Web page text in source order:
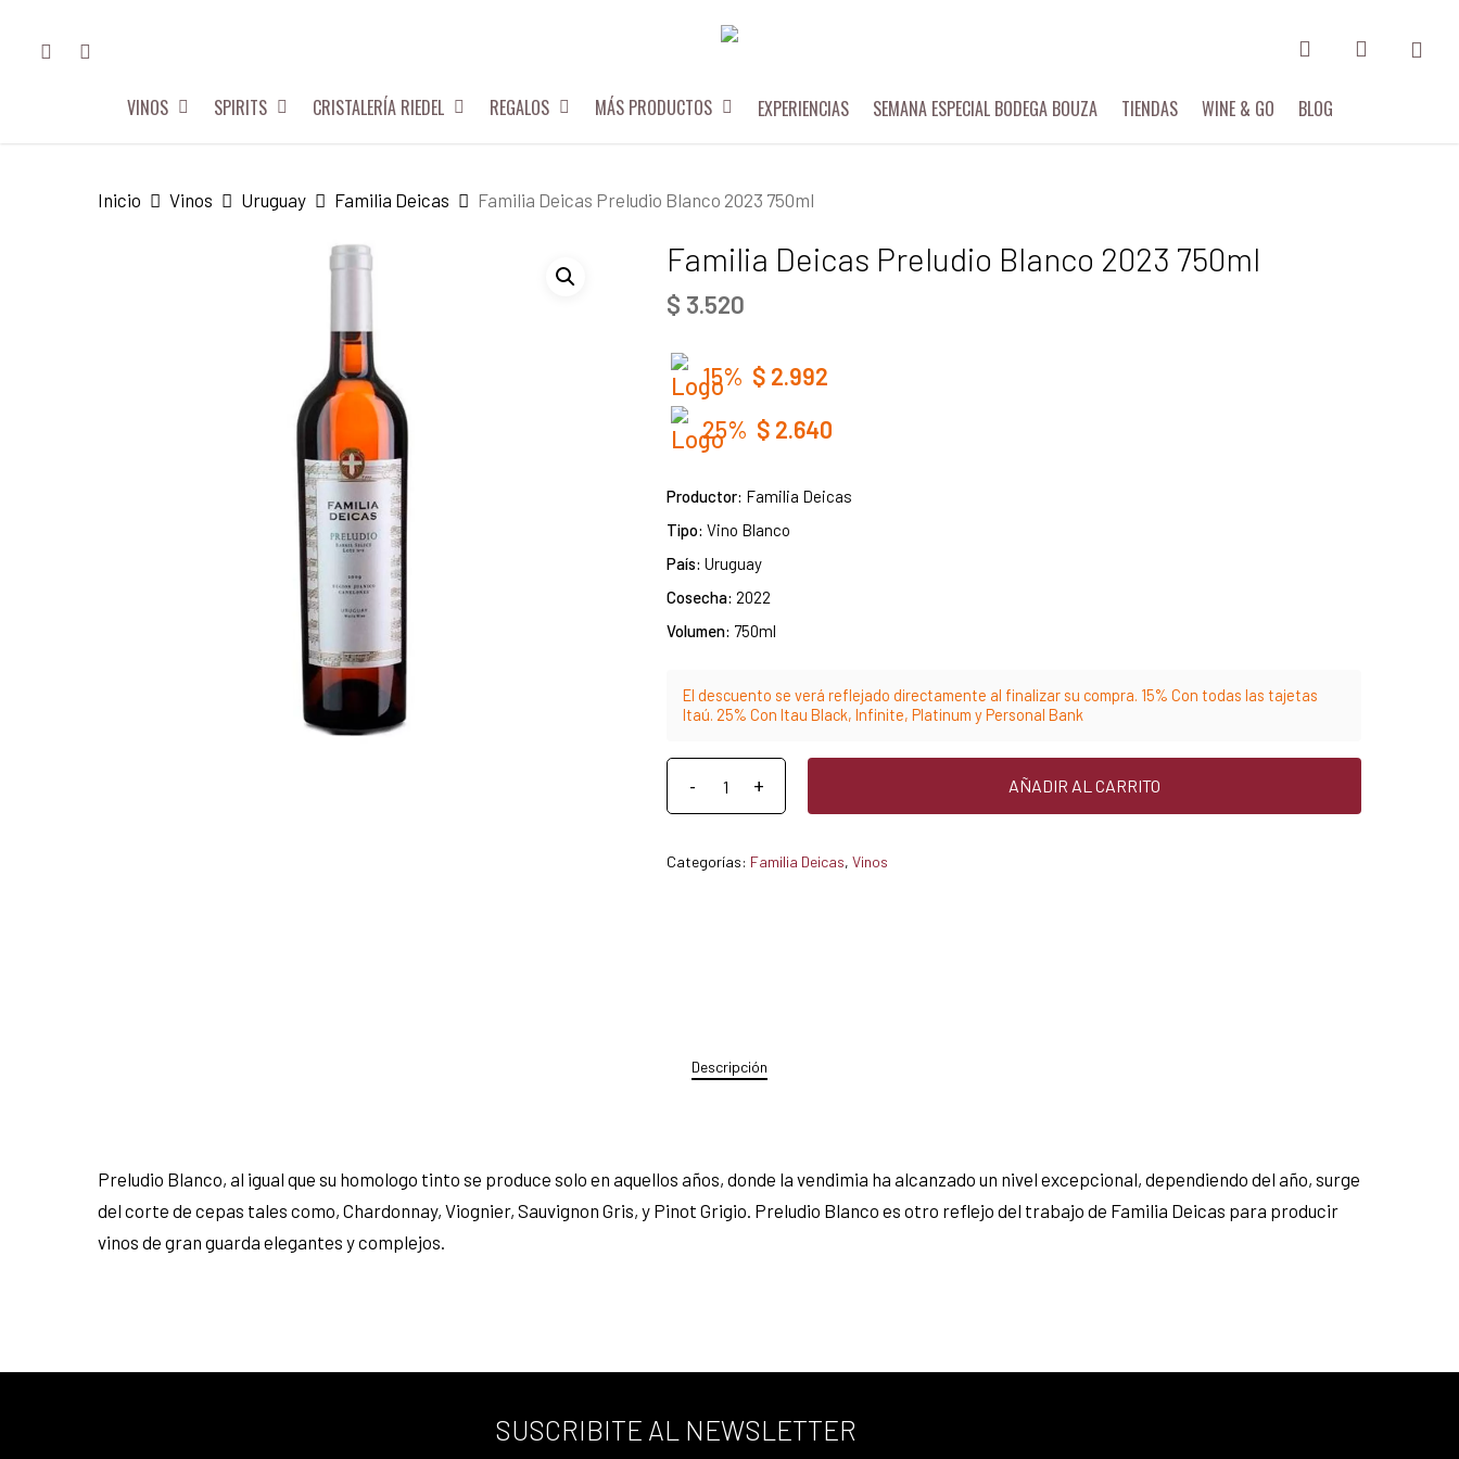
FACEBOOKINSTAGRAM
VINOS SPIRITS CRISTALERÍA RIEDEL REGALOS MÁS PRODUCTOS EXPERIENCIAS SEMANA ESPECIAL BODEGA BOUZA TIENDAS WINE & GO BLOG
Inicio Vinos Uruguay Familia Deicas Familia Deicas Preludio Blanco 2023 750ml
Familia Deicas Preludio Blanco 2023 750ml
$ 3.520
15% $ 2.992
25% $ 2.640
Productor: Familia Deicas
Tipo: Vino Blanco
País: Uruguay
Cosecha: 2022
Volumen: 750ml
El descuento se verá reflejado directamente al finalizar su compra. 15% Con todas las tajetas
Itaú. 25% Con Itau Black, Infinite, Platinum y Personal Bank
AÑADIR AL CARRITO
Categorías: Familia Deicas, Vinos
Descripción
Preludio Blanco, al igual que su homologo tinto se produce solo en aquellos años, donde la vendimia ha alcanzado un nivel excepcional, dependiendo del año, surge
del corte de cepas tales como, Chardonnay, Viognier, Sauvignon Gris, y Pinot Grigio. Preludio Blanco es otro reflejo del trabajo de Familia Deicas para producir
vinos de gran guarda elegantes y complejos.
SUSCRIBITE AL NEWSLETTER